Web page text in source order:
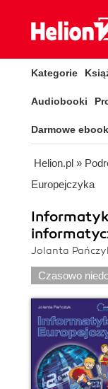
Kategorie
Audiobooki
Darmowe
Helion.pl »
Europejczyka
Jolanta
Czasowo